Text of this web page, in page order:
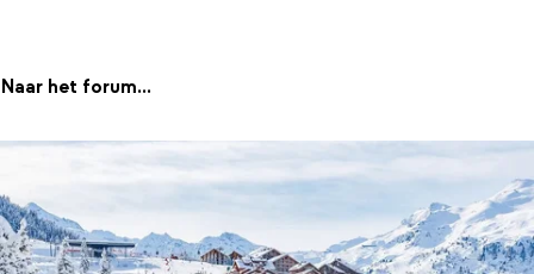
Naar het forum...